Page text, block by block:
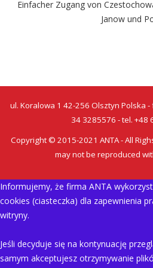
Einfacher Zugang von
Janow und
ul. Koralowa 1 42-256 Olsztyn Polska
34 3285576 - tel. +48
Copyright © 2015-2021 ANTA - All
may not be reproduced
Informujemy, że firma ANTA
cookies (ciasteczka) dla zapewnienia
witryny.
Jeśli decyduje się na kontynuację
samym akceptujesz otrzymywanie